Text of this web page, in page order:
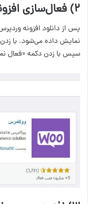
۲) فعال‌سازی افزونه ووکامرس و نصب آن
پس از دانلود افزونه
نمایش داده می‌شود. با زدن
سپس با زدن دکمه «فعال